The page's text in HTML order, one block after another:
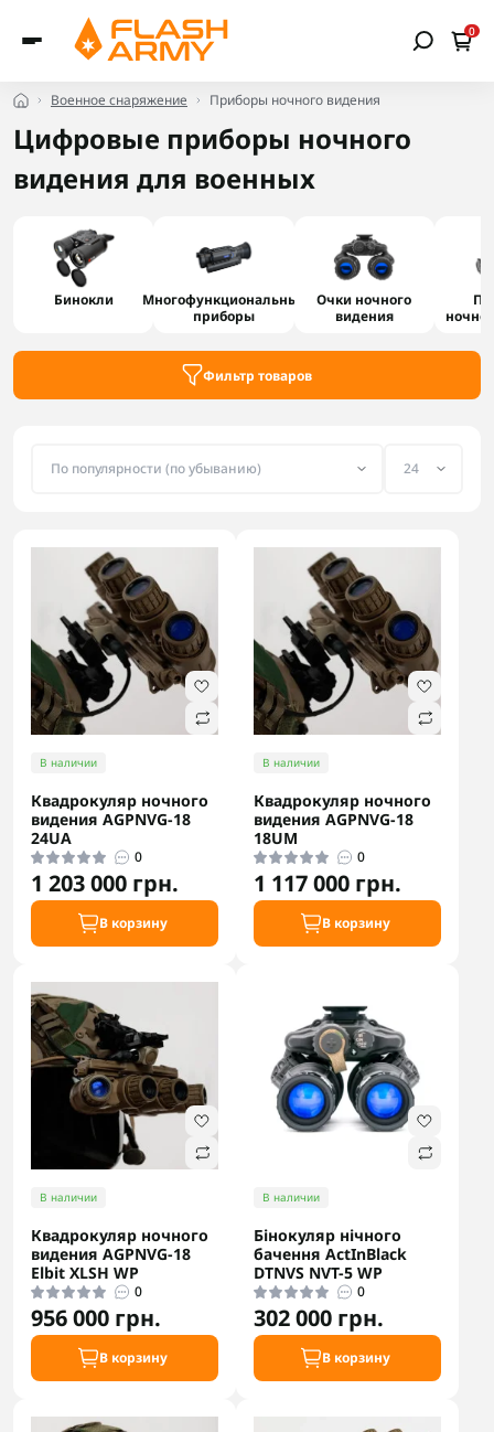
0
Военное снаряжение Приборы ночного видения
Цифровые приборы ночного
видения для военных
Бинокли
Многофункциональные
приборы
Очки ночного
видения
Фильтр товаров
В наличии
Квадрокуляр ночного
видения AGPNVG-18
24UA
0
1 203 000 грн.
В корзину
В наличии
Квадрокуляр ночного
видения AGPNVG-18
18UM
0
1 117 000 грн.
В корзину
В наличии
Квадрокуляр ночного
видения AGPNVG-18
Elbit XLSH WP
0
956 000 грн.
В корзину
В наличии
Бінокуляр нічного
бачення ActInBlack
DTNVS NVT-5 WP
0
302 000 грн.
В корзину